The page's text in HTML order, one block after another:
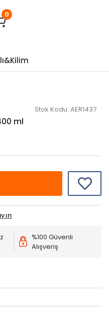
0
Stok Kodu: AER1437
ml
%100 Güvenli
Alışveriş